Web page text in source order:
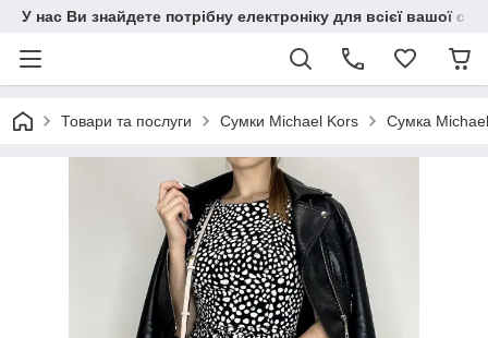
У нас Ви знайдете потрібну електроніку для всієї вашої
Товари та послуги Сумки Michael Kors Сумка